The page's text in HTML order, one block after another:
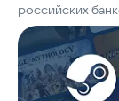
российских